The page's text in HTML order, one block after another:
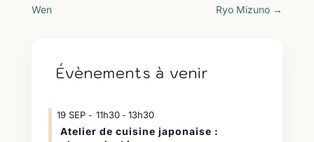
Wen
Ryo Mizuno →
Évènements à venir
19 SEP 11h30- 13h30
Atelier de cuisine japonaise :